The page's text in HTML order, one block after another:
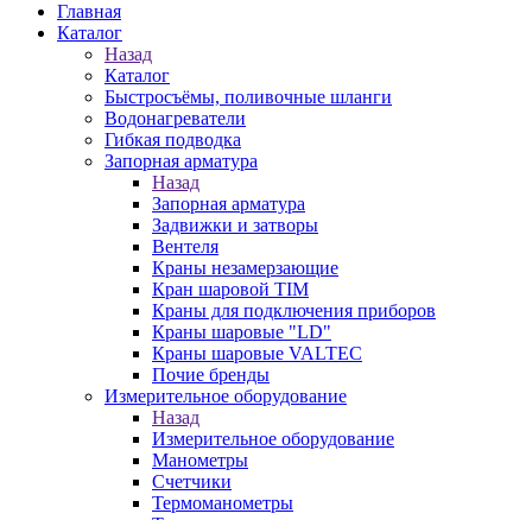
Главная
Каталог
Назад
Каталог
Быстросъёмы, поливочные шланги
Водонагреватели
Гибкая подводка
Запорная арматура
Назад
Запорная арматура
Задвижки и затворы
Вентеля
Краны незамерзающие
Кран шаровой TIM
Краны для подключения приборов
Краны шаровые "LD"
Краны шаровые VALTEC
Почие бренды
Измерительное оборудование
Назад
Измерительное оборудование
Манометры
Счетчики
Термоманометры